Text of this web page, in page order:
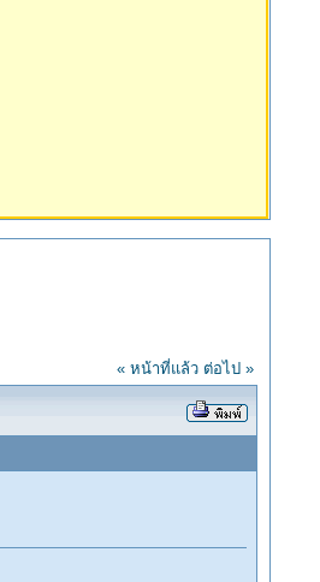
« หน้าที่แล้ว ต่อไป »